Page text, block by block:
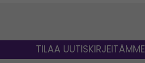
TILAA UUTISKIRJEITÄMME